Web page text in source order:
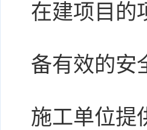
在建项目的
备有效的安
施工单位提